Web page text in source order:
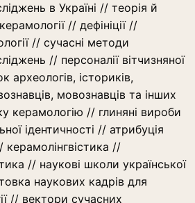
в Україні // теорія й
// дефініції //
// сучасні методи
// персоналії вітчизняної
археологів, істориків,
мовознавців та інших
керамологію // глиняні вироби
ідентичності // атрибуція
керамолінгвістика //
// наукові школи української
наукових кадрів для
// вектори сучасних